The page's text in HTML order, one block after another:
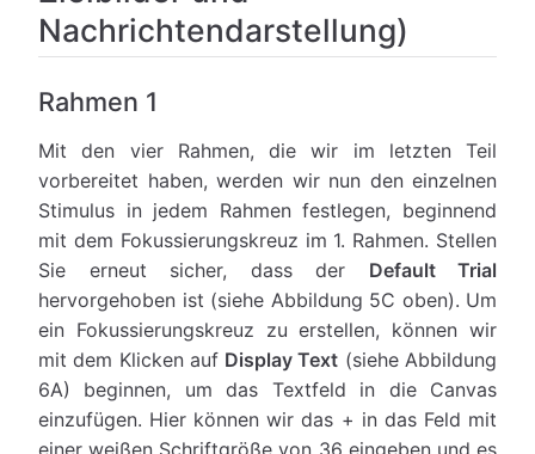
Nachrichtendarstellung)
Rahmen 1
Mit den vier Rahmen, die wir im letzten Teil
vorbereitet haben, werden wir nun den einzelnen
Stimulus in jedem Rahmen festlegen, beginnend
mit dem Fokussierungskreuz im 1. Rahmen. Stellen
Sie erneut sicher, dass der Default Trial
hervorgehoben ist (siehe Abbildung 5C oben). Um
ein Fokussierungskreuz zu erstellen, können wir
mit dem Klicken auf Display Text (siehe Abbildung
6A) beginnen, um das Textfeld in die Canvas
einzufügen. Hier können wir das + in das Feld mit
einer weißen Schriftgröße von 36 eingeben und es